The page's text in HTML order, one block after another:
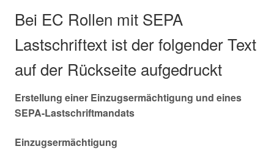
Bei EC Rollen mit SEPA
Lastschriftext ist der folgender Text
auf der Rückseite aufgedruckt
Erstellung einer Einzugsermächtigung und eines
SEPA-Lastschriftmandats
Einzugsermächtigung